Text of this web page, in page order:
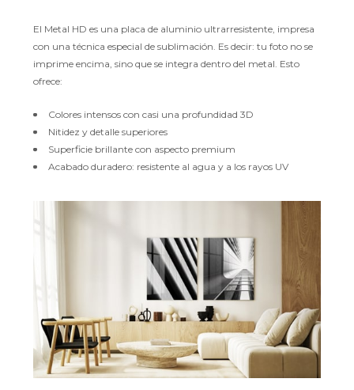
El Metal HD es una placa de aluminio ultrarresistente, impresa
con una técnica especial de sublimación. Es decir: tu foto no se
imprime encima, sino que se integra dentro del metal. Esto
ofrece:
Colores intensos con casi una profundidad 3D
Nitidez y detalle superiores
Superficie brillante con aspecto premium
Acabado duradero: resistente al agua y a los rayos UV